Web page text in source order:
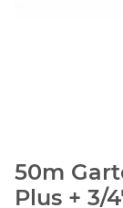
50m
Plus + 3/